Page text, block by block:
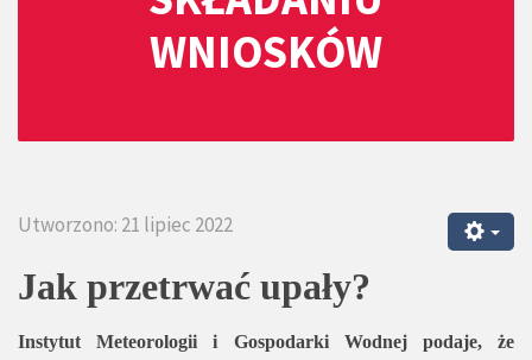
WNIOSKÓW
Utworzono: 21 lipiec 2022
Jak przetrwać upały?
Instytut Meteorologii i Gospodarki Wodnej podaje, że